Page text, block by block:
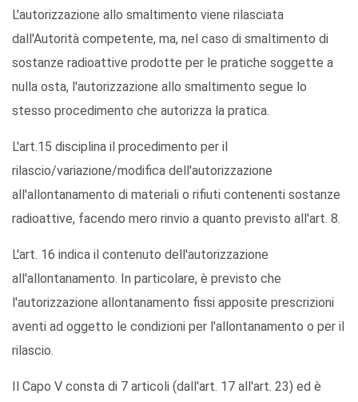
L'autorizzazione allo smaltimento viene rilasciata
dall'Autorità competente, ma, nel caso di smaltimento di
sostanze radioattive prodotte per le pratiche soggette a
nulla osta, l'autorizzazione allo smaltimento segue lo
stesso procedimento che autorizza la pratica.
L'art.15 disciplina il procedimento per il
rilascio/variazione/modifica dell'autorizzazione
all'allontanamento di materiali o rifiuti contenenti sostanze
radioattive, facendo mero rinvio a quanto previsto all'art. 8.
L'art. 16 indica il contenuto dell'autorizzazione
all'allontanamento. In particolare, è previsto che
l'autorizzazione allontanamento fissi apposite prescrizioni
aventi ad oggetto le condizioni per l'allontanamento o per il
rilascio.
Il Capo V consta di 7 articoli (dall'art. 17 all'art. 23) ed è